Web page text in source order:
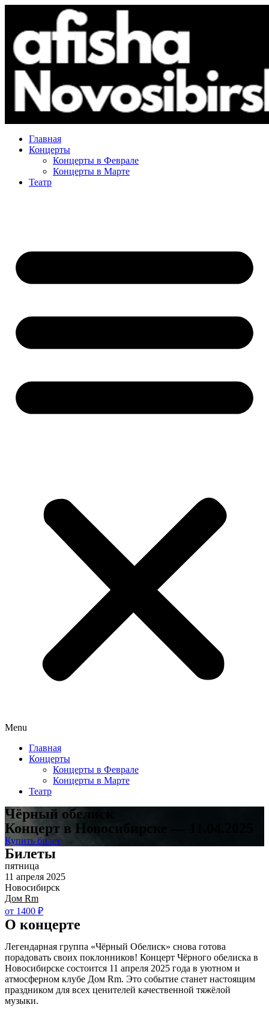
Главная
Концерты
Концерты в Феврале
Концерты в Марте
Театр
Menu
Главная
Концерты
Концерты в Феврале
Концерты в Марте
Театр
Чёрный обелиск
Концерт в Новосибирске — 11.04.2025
Купить билет
Билеты
пятница
11 апреля 2025
Новосибирск
Дом Rm
от 1400 ₽
О концерте
Легендарная группа «Чёрный Обелиск» снова готова
порадовать своих поклонников! Концерт Чёрного обелиска в
Новосибирске состоится 11 апреля 2025 года в уютном и
атмосферном клубе Дом Rm. Это событие станет настоящим
праздником для всех ценителей качественной тяжёлой
музыки.